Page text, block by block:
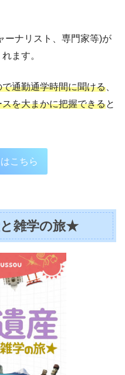
ーナリスト、専門家等)が
ます。
通勤通学時間に聞ける
を大まかに把握できると
こちら
雑学の旅★